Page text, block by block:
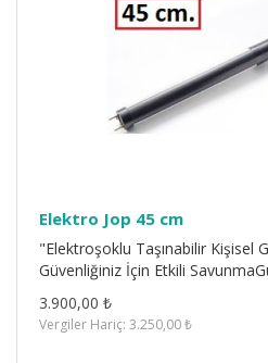
Elektro Jop 45 cm
"Elektroşoklu Taşınabilir Kişisel
Güvenliğiniz İçin Etkili
3.900,00 ₺
Vergiler Hariç: 3.250,00 ₺